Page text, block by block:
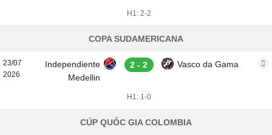
H1: 2-2
COPA SUDAMERICANA
23/07
2026
Independiente
Medellin
2 - 2 Vasco da Gama
H1: 1-0
CÚP QUỐC GIA COLOMBIA